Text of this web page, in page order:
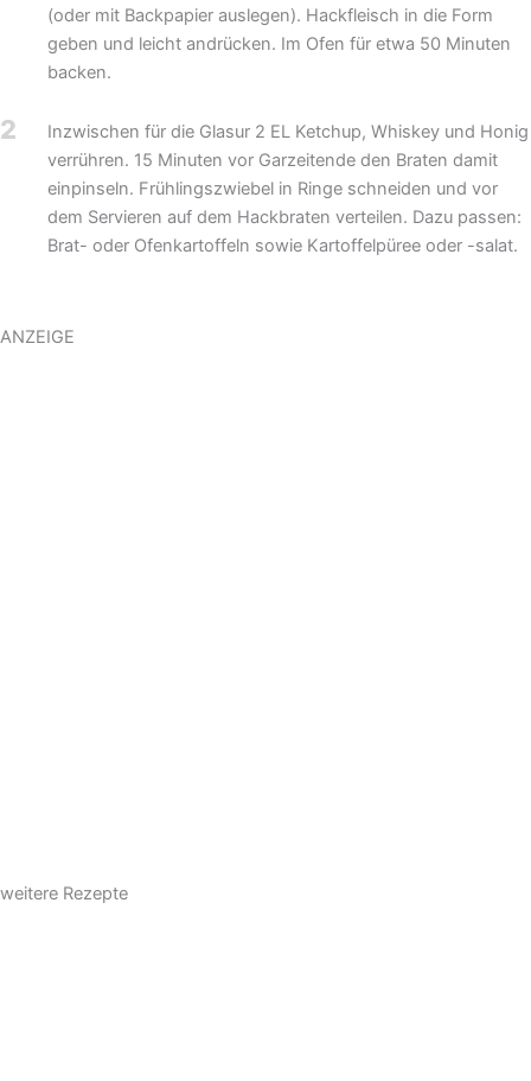
(oder mit Backpapier auslegen). Hackfleisch in die Form
geben und leicht andrücken. Im Ofen für etwa 50 Minuten
backen.
2
Inzwischen für die Glasur 2 EL Ketchup, Whiskey und Honig
verrühren. 15 Minuten vor Garzeitende den Braten damit
einpinseln. Frühlingszwiebel in Ringe schneiden und vor
dem Servieren auf dem Hackbraten verteilen. Dazu passen:
Brat- oder Ofenkartoffeln sowie Kartoffelpüree oder -salat.
ANZEIGE
weitere Rezepte